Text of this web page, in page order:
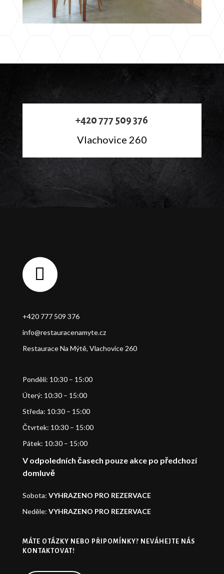
Kontaktujte nás
+420 777 509 376
Vlachovice 260
+420 777 509 376
info@restauracenamyte.cz
Restaurace Na Mýtě, Vlachovice 260
Pondělí: 10:30 – 15:00
Úterý: 10:30 – 15:00
Středa: 10:30 – 15:00
Čtvrtek: 10:30 – 15:00
Pátek: 10:30 – 15:00
V odpoledních časech pouze akce po předchozí
domluvě
Sobota: VYHRAZENO PRO REZERVACE
Neděle: VYHRAZENO PRO REZERVACE
MÁTE OTÁZKY NEBO PŘIPOMÍNKY? NEVÁHEJTE NÁS
KONTAKTOVAT!